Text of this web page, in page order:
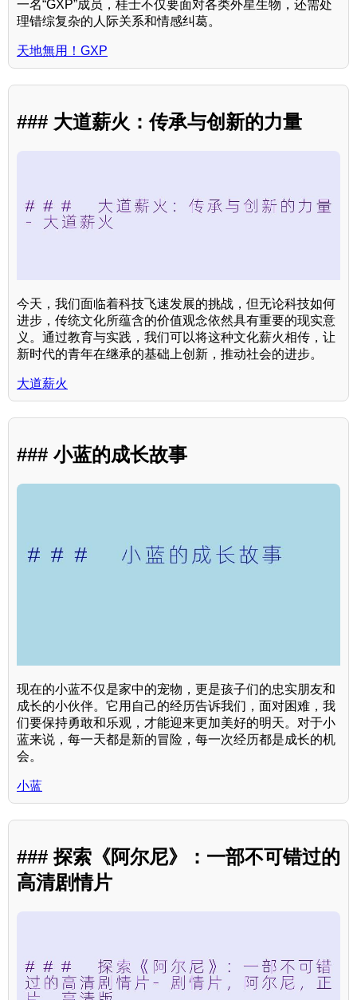
一名“GXP”成员，桂士不仅要面对各类外星生物，还需处
理错综复杂的人际关系和情感纠葛。
天地無用！GXP
### 大道薪火：传承与创新的力量
今天，我们面临着科技飞速发展的挑战，但无论科技如何
进步，传统文化所蕴含的价值观念依然具有重要的现实意
义。通过教育与实践，我们可以将这种文化薪火相传，让
新时代的青年在继承的基础上创新，推动社会的进步。
大道薪火
### 小蓝的成长故事
现在的小蓝不仅是家中的宠物，更是孩子们的忠实朋友和
成长的小伙伴。它用自己的经历告诉我们，面对困难，我
们要保持勇敢和乐观，才能迎来更加美好的明天。对于小
蓝来说，每一天都是新的冒险，每一次经历都是成长的机
会。
小蓝
### 探索《阿尔尼》：一部不可错过的
高清剧情片